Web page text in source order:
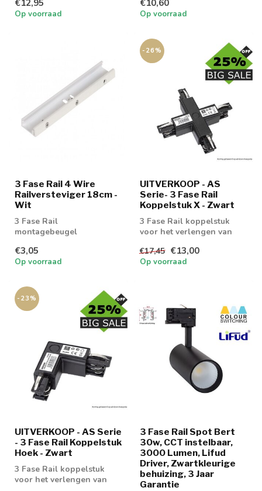
GU10 spot
€12,95
Op voorraad
€10,60
Op voorraad
3 Fase Rail 4 Wire
Railversteviger 18cm -
Wit
3 Fase Rail
montagebeugel
€3,05
Op voorraad
-26%
UITVERKOOP - AS
Serie- 3 Fase Rail
Koppelstuk X - Zwart
3 Fase Rail koppelstuk
voor het verlengen van
€17,45 €13,00
Op voorraad
-23%
UITVERKOOP - AS Serie
- 3 Fase Rail Koppelstuk
Hoek - Zwart
3 Fase Rail koppelstuk
voor het verlengen van
3 Fase Rail Spot Bert
30w, CCT instelbaar,
3000 Lumen, Lifud
Driver, Zwartkleurige
behuizing, 3 Jaar
Garantie